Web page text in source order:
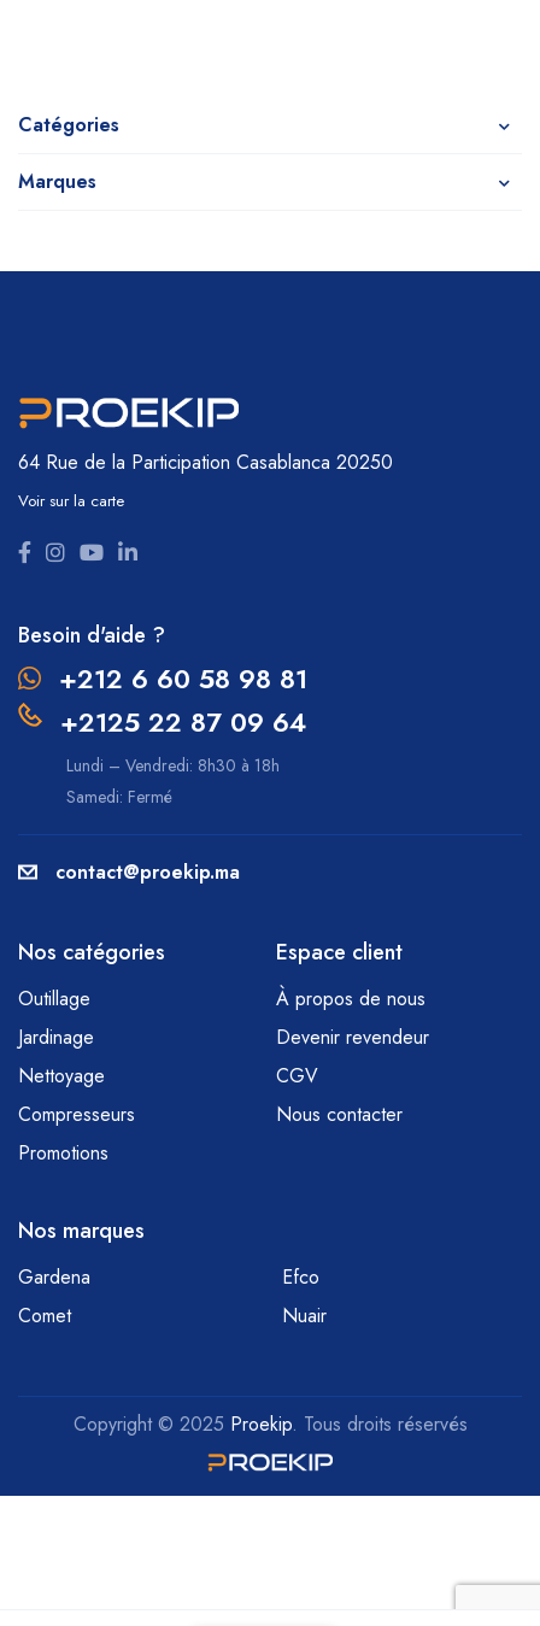
Catégories
Marques
64 Rue de la Participation Casablanca 20250
Voir sur la carte
Besoin d'aide ?
+212 6 60 58 98 81
+2125 22 87 09 64
Lundi – Vendredi: 8h30 à 18h
Samedi: Fermé
contact@proekip.ma
Nos catégories
Outillage
Jardinage
Nettoyage
Compresseurs
Promotions
Espace client
À propos de nous
Devenir revendeur
CGV
Nous contacter
Nos marques
Gardena
Efco
Comet
Nuair
Copyright © 2025 Proekip. Tous droits réservés